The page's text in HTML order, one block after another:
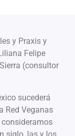
y Praxis y
Felipe
(consultor
sucederá
Red Veganas
siglo, las y los